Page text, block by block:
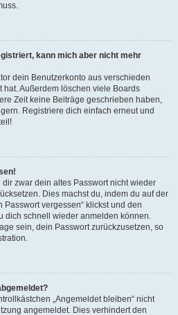
kann mich aber nicht mehr
dein Benutzerkonto aus verschieden
Außerdem löschen viele Boards
Zeit keine Beiträge geschrieben haben,
Registriere dich einfach erneut und
zwar dein altes Passwort nicht wieder
Dies machst du, indem du auf der
Passwort vergessen“ klickst und den
dich schnell wieder anmelden können.
sein, dein Passwort zurückzusetzen, so
„Angemeldet bleiben“ nicht
angemeldet. Dies verhindert den